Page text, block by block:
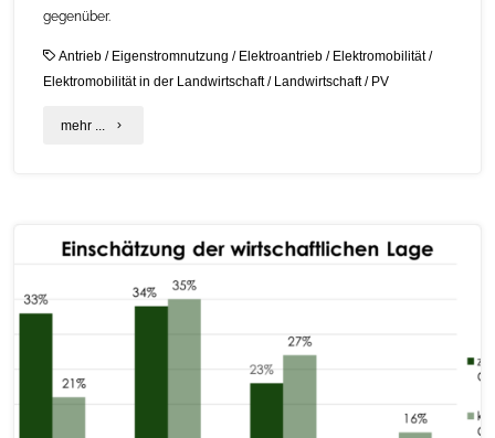
gegenüber.
Antrieb / Eigenstromnutzung / Elektroantrieb / Elektromobilität/
Elektromobilität in der Landwirtschaft/ Landwirtschaft/ PV
mehr ... "Alternative
Traktoren
berechnen"